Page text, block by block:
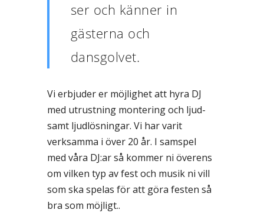
ser och känner in
gästerna och
dansgolvet.
Vi erbjuder er möjlighet att hyra DJ
med utrustning montering och ljud-
samt ljudlösningar. Vi har varit
verksamma i över 20 år. I samspel
med våra DJ:ar så kommer ni överens
om vilken typ av fest och musik ni vill
som ska spelas för att göra festen så
bra som möjligt..